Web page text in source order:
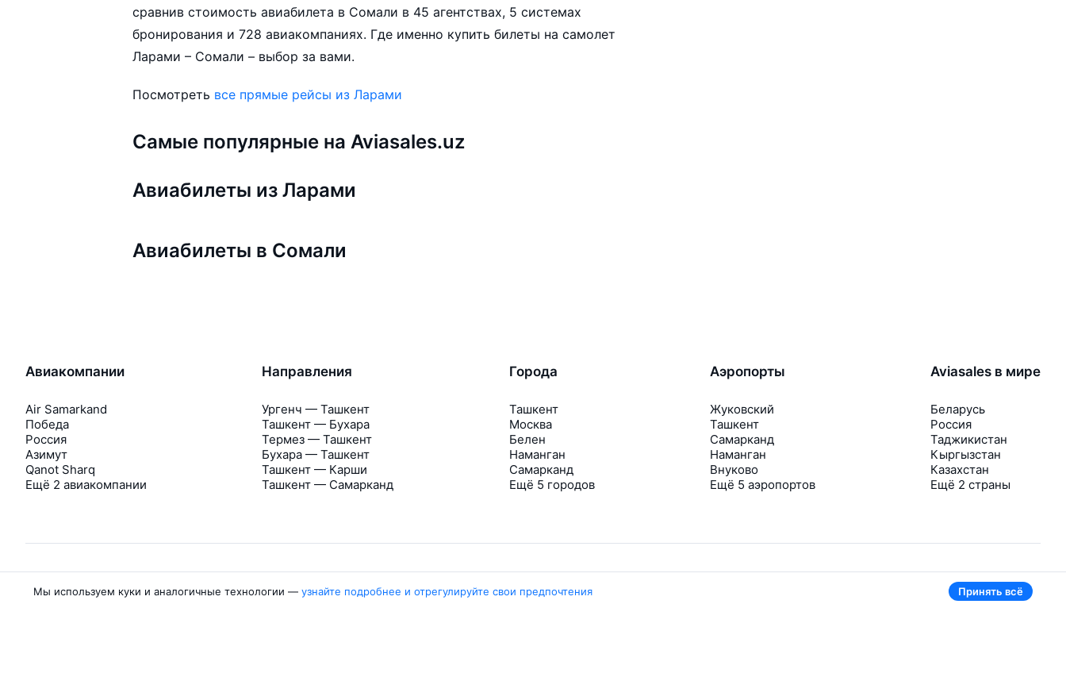
сравнив стоимость авиабилета в Сомали в 45 агентствах, 5 системах
бронирования и 728 авиакомпаниях. Где именно купить билеты на самолет
Ларами – Сомали – выбор за вами.
Посмотреть все прямые рейсы из Ларами
Самые популярные на Aviasales.uz
Авиабилеты из Ларами
Авиабилеты в Сомали
Авиакомпании
Air Samarkand
Победа
Россия
Азимут
Qanot Sharq
Ещё 2 авиакомпании
Направления
Ургенч — Ташкент
Ташкент — Бухара
Термез — Ташкент
Бухара — Ташкент
Ташкент — Карши
Ташкент — Самарканд
Города
Ташкент
Москва
Белен
Наманган
Самарканд
Ещё 5 городов
Аэропорты
Жуковский
Ташкент
Самарканд
Наманган
Внуково
Ещё 5 аэропортов
Aviasales в мире
Беларусь
Россия
Таджикистан
Кыргызстан
Казахстан
Ещё 2 страны
Об Авиасейлс
Мы используем куки и аналогичные технологии — узнайте подробнее и отрегулируйте свои предпочтения Принять всё